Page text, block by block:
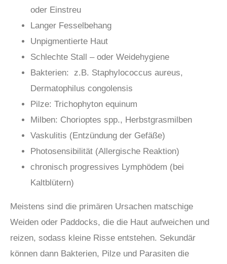
oder Einstreu
Langer Fesselbehang
Unpigmentierte Haut
Schlechte Stall – oder Weidehygiene
Bakterien: z.B. Staphylococcus aureus,
Dermatophilus congolensis
Pilze: Trichophyton equinum
Milben: Chorioptes spp., Herbstgrasmilben
Vaskulitis (Entzündung der Gefäße)
Photosensibilität (Allergische Reaktion)
chronisch progressives Lymphödem (bei
Kaltblütern)
Meistens sind die primären Ursachen matschige
Weiden oder Paddocks, die die Haut aufweichen und
reizen, sodass kleine Risse entstehen. Sekundär
können dann Bakterien, Pilze und Parasiten die